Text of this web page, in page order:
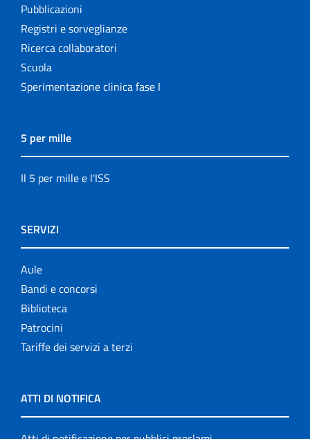
Pubblicazioni
Registri e sorveglianze
Ricerca collaboratori
Scuola
Sperimentazione clinica fase I
5 per mille
Il 5 per mille e l'ISS
SERVIZI
Aule
Bandi e concorsi
Biblioteca
Patrocini
Tariffe dei servizi a terzi
ATTI DI NOTIFICA